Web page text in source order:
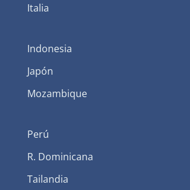
Italia
Indonesia
Japón
Mozambique
Perú
R. Dominicana
Tailandia